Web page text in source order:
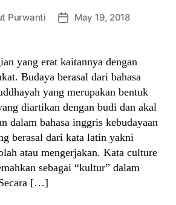
Purwanti
PostMay 19, 2018
yang erat kaitannya dengan
Budaya berasal dari bahasa
yang merupakan bentuk
diartikan dengan budi dan akal
dalam bahasa inggris kebudayaan
berasal dari kata latin yakni
atau mengerjakan. Kata culture
sebagai “kultur” dalam
[…]